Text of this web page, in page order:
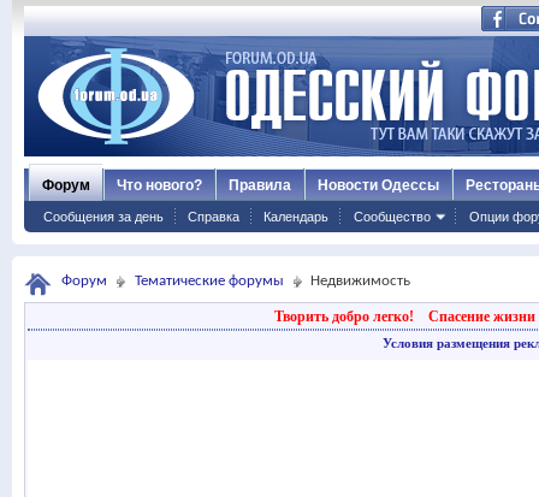
Форум
Сообщения за день Справка Календарь Сообщество Опции
Что нового? Правила Новости Одессы
Форум Тематические форумы Недвижимость
Творить добро легко! Спасение жизни
Условия размещения